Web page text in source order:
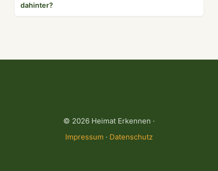
dahinter?
© 2026 Heimat Erkennen ·
Impressum · Datenschutz